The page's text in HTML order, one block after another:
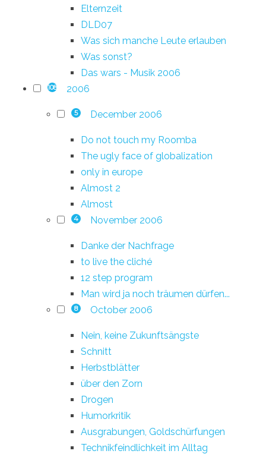
Elternzeit
DLD07
Was sich manche Leute erlauben
Was sonst?
Das wars - Musik 2006
108 2006
5 December 2006
Do not touch my Roomba
The ugly face of globalization
only in europe
Almost 2
Almost
4 November 2006
Danke der Nachfrage
to live the cliché
12 step program
Man wird ja noch träumen dürfen...
8 October 2006
Nein, keine Zukunftsängste
Schnitt
Herbstblätter
über den Zorn
Drogen
Humorkritik
Ausgrabungen, Goldschürfungen
Technikfeindlichkeit im Alltag